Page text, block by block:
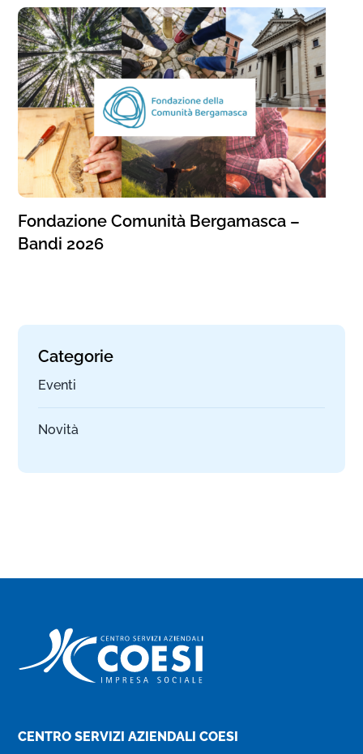
Fondazione Comunità Bergamasca –
Bandi 2026
Categorie
Eventi
Novità
CENTRO SERVIZI AZIENDALI COESI